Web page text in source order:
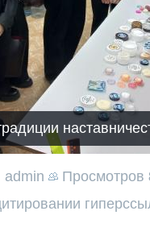
admin Просмотров